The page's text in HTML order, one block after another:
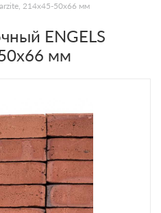
214х45-50х66 мм
ENGELS
мм